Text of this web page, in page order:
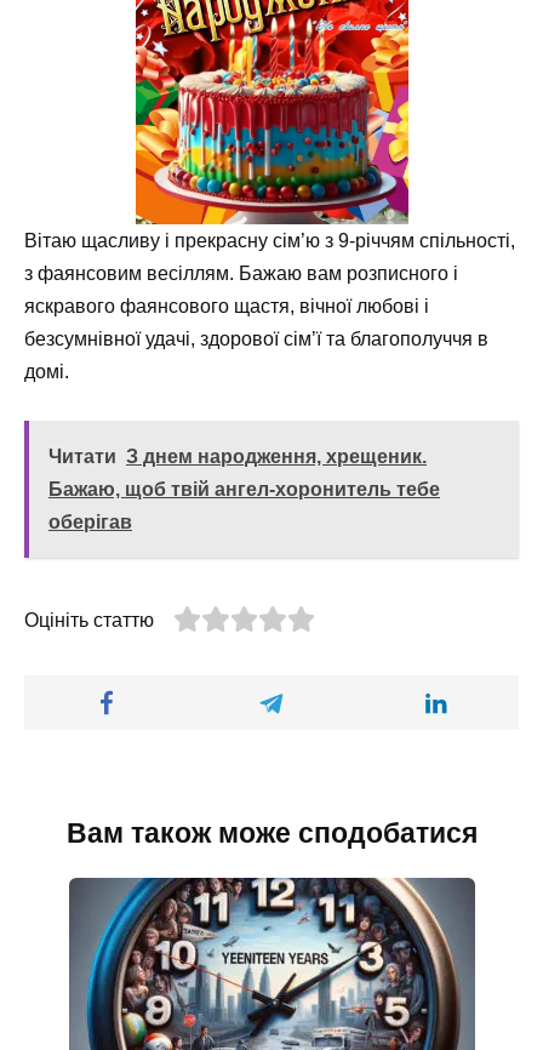
Вітаю щасливу і прекрасну сім’ю з 9-річчям спільності,
з фаянсовим весіллям. Бажаю вам розписного і
яскравого фаянсового щастя, вічної любові і
безсумнівної удачі, здорової сім’ї та благополуччя в
домі.
Читати З днем народження, хрещеник.
Бажаю, щоб твій ангел-хоронитель тебе
оберігав
Оцініть статтю
Вам також може сподобатися